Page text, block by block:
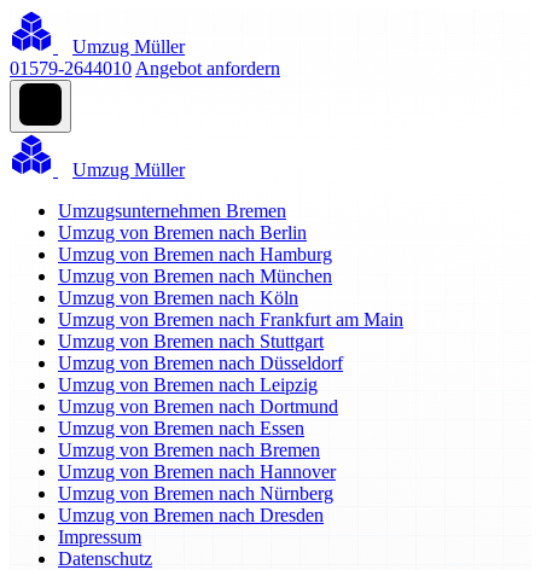
Umzug Müller
01579-2644010 Angebot anfordern
Umzug Müller
Umzugsunternehmen Bremen
Umzug von Bremen nach Berlin
Umzug von Bremen nach Hamburg
Umzug von Bremen nach München
Umzug von Bremen nach Köln
Umzug von Bremen nach Frankfurt am Main
Umzug von Bremen nach Stuttgart
Umzug von Bremen nach Düsseldorf
Umzug von Bremen nach Leipzig
Umzug von Bremen nach Dortmund
Umzug von Bremen nach Essen
Umzug von Bremen nach Bremen
Umzug von Bremen nach Hannover
Umzug von Bremen nach Nürnberg
Umzug von Bremen nach Dresden
Impressum
Datenschutz